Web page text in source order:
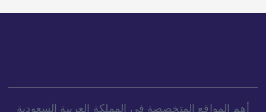
أهم المواقع المتخصصة في المملكة العربية السعودية